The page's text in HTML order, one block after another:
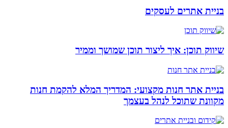
בניית אתרים לעסקים
שיווק תוכן: איך ליצור תוכן שמושך וממיר
בניית אתר חנות מקצועי: המדריך המלא להקמת חנות
מקוונת שתוכל לנהל בעצמך